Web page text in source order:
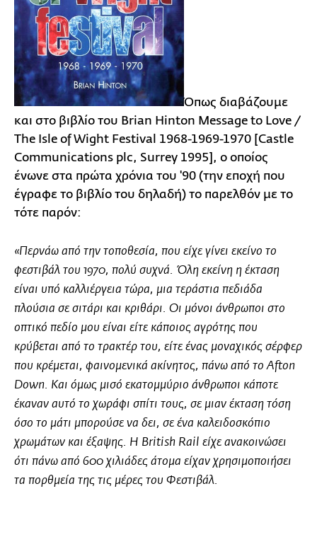
Όπως διαβάζουμε
και στο βιβλίο του Brian Hinton Message to Love /
The Isle of Wight Festival 1968-1969-1970 [Castle
Communications plc, Surrey 1995], ο οποίος
ένωνε στα πρώτα χρόνια του '90 (την εποχή που
έγραφε το βιβλίο του δηλαδή) το παρελθόν με το
τότε παρόν:
«Περνάω από την τοποθεσία, που είχε γίνει εκείνο το
φεστιβάλ του 1970, πολύ συχνά. Όλη εκείνη η έκταση
είναι υπό καλλιέργεια τώρα, μια τεράστια πεδιάδα
πλούσια σε σιτάρι και κριθάρι. Οι μόνοι άνθρωποι στο
οπτικό πεδίο μου είναι είτε κάποιος αγρότης που
κρύβεται από το τρακτέρ του, είτε ένας μοναχικός σέρφερ
που κρέμεται, φαινομενικά ακίνητος, πάνω από το Afton
Down. Και όμως μισό εκατομμύριο άνθρωποι κάποτε
έκαναν αυτό το χωράφι σπίτι τους, σε μιαν έκταση τόση
όσο το μάτι μπορούσε να δει, σε ένα καλειδοσκόπιο
χρωμάτων και έξαψης. Η British Rail είχε ανακοινώσει
ότι πάνω από 600 χιλιάδες άτομα είχαν χρησιμοποιήσει
τα πορθμεία της τις μέρες του Φεστιβάλ.